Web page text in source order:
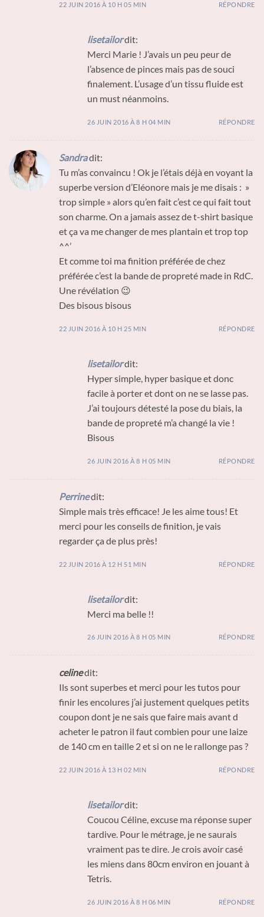
22 JUIN 2016 À 10 H 05 MIN RÉPONDRE
lisetailordit:
Merci Marie ! J’avais un peu peur de
l’absence de pinces mais pas de souci
finalement. L’usage d’un tissu fluide est
un must néanmoins.
26 JUIN 2016 À 8 H 04 MIN RÉPONDRE
Sandradit:
Tu m’as convaincu ! Ok je l’étais déjà en voyant la
superbe version d’Eléonore mais je me disais : »
trop simple » alors qu’en fait c’est ce qui fait tout
son charme. On a jamais assez de t-shirt basique
et ça va me changer de mes plantain et trop top
^^’
Et comme toi ma finition préférée de chez
préférée c’est la bande de propreté made in RdC.
Une révélation 😉
Des bisous bisous
22 JUIN 2016 À 10 H 25 MIN RÉPONDRE
lisetailordit:
Hyper simple, hyper basique et donc
facile à porter et dont on ne se lasse pas.
J’ai toujours détesté la pose du biais, la
bande de propreté m’a changé la vie !
Bisous
26 JUIN 2016 À 8 H 05 MIN RÉPONDRE
Perrinedit:
Simple mais très efficace! Je les aime tous! Et
merci pour les conseils de finition, je vais
regarder ça de plus près!
22 JUIN 2016 À 12 H 51 MIN RÉPONDRE
lisetailordit:
Merci ma belle !!
26 JUIN 2016 À 8 H 05 MIN RÉPONDRE
celinedit:
Ils sont superbes et merci pour les tutos pour
finir les encolures j’ai justement quelques petits
coupon dont je ne sais que faire mais avant d
acheter le patron il faut combien pour une laize
de 140 cm en taille 2 et si on ne le rallonge pas ?
22 JUIN 2016 À 13 H 02 MIN RÉPONDRE
lisetailordit:
Coucou Céline, excuse ma réponse super
tardive. Pour le métrage, je ne saurais
vraiment pas te dire. Je crois avoir casé
les miens dans 80cm environ en jouant à
Tetris.
26 JUIN 2016 À 8 H 06 MIN RÉPONDRE